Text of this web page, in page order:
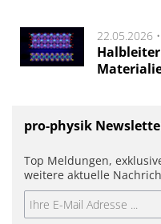
22.05.2026 •
pro-physik
Top Meldungen,
weitere aktuelle